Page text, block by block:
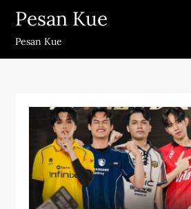
Skip
content
Pesan Kue
Pesan Kue